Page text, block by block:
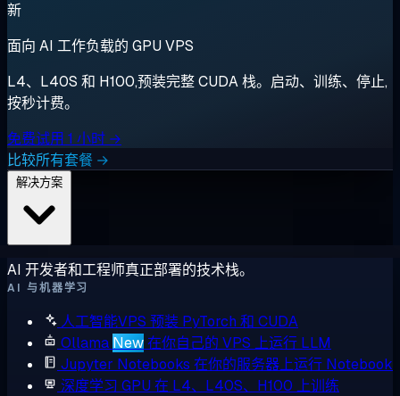
新
面向 AI 工作负载的 GPU VPS
L4、L40S 和 H100,预装完整 CUDA 栈。启动、训练、停止,
按秒计费。
免费试用 1 小时 →
比较所有套餐 →
AI 开发者和工程师真正部署的技术栈。
AI 与机器学习
人工智能VPS 预装 PyTorch 和 CUDA
Ollama New在你自己的 VPS 上运行 LLM
Jupyter Notebooks 在你的服务器上运行 Notebook
深度学习 GPU 在 L4、L40S、H100 上训练